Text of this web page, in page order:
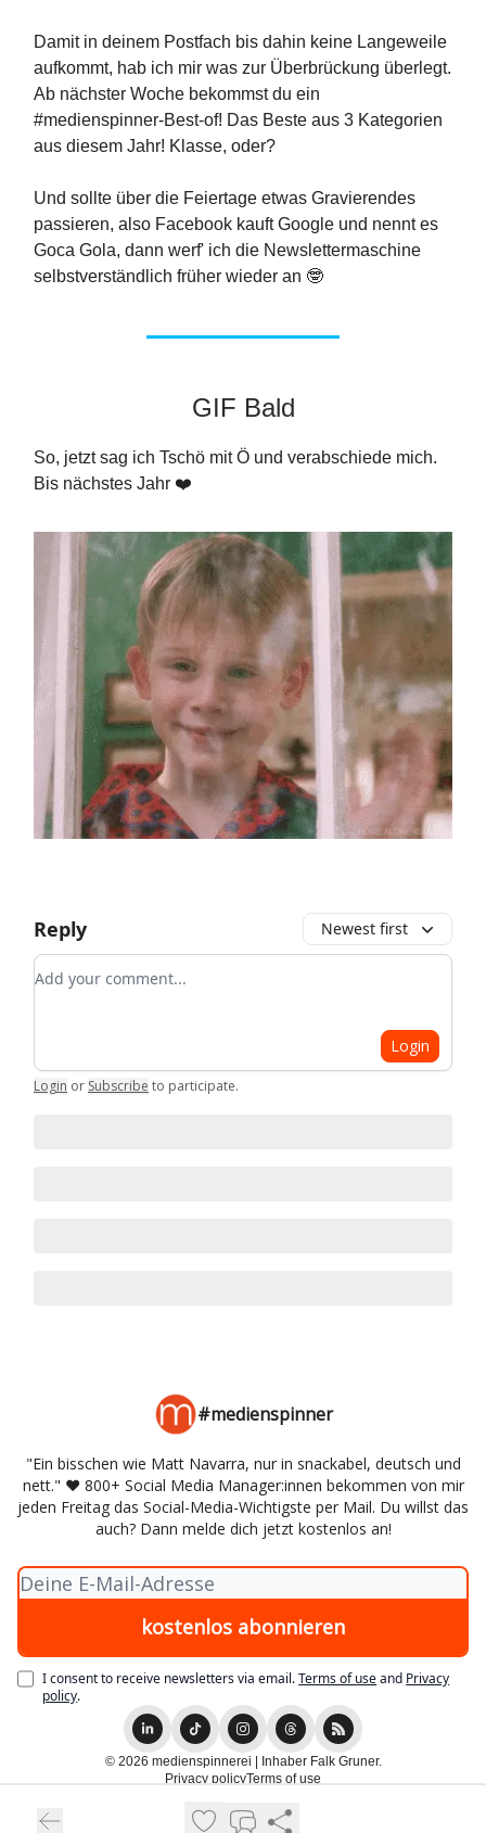
Damit in deinem Postfach bis dahin keine Langeweile
aufkommt, hab ich mir was zur Überbrückung überlegt.
Ab nächster Woche bekommst du ein
#medienspinner-Best-of! Das Beste aus 3 Kategorien
aus diesem Jahr! Klasse, oder?
Und sollte über die Feiertage etwas Gravierendes
passieren, also Facebook kauft Google und nennt es
Goca Gola, dann werf' ich die Newslettermaschine
selbstverständlich früher wieder an 🤓
GIF Bald
So, jetzt sag ich Tschö mit Ö und verabschiede mich.
Bis nächstes Jahr ❤️
Reply Newest first
Add your comment
Login
Login or Subscribe to participate.
#medienspinner
"Ein bisschen wie Matt Navarra, nur in snackabel, deutsch und
nett." ♥️ 800+ Social Media Manager:innen bekommen von mir
jeden Freitag das Social-Media-Wichtigste per Mail. Du willst das
auch? Dann melde dich jetzt kostenlos an!
I consent to receive newsletters via email.Terms of useand Privacy
policy.
© 2026 medienspinnerei | Inhaber Falk Gruner.
Privacy policyTerms of use
Powered by beehiiv